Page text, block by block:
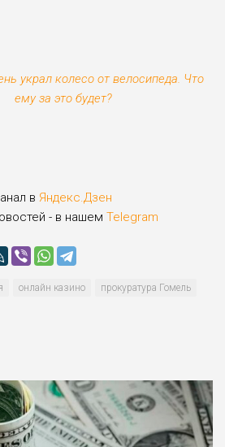
украл колесо от велосипеда. Что
ему за это будет?
в Яндекс.Дзен
- в нашем Telegram
онлайн казино
прокуратура Гомель